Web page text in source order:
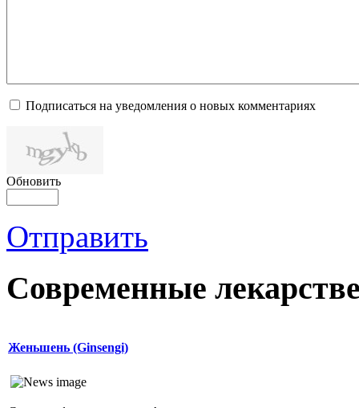
Подписаться на уведомления о новых комментариях
Обновить
Отправить
Современные
Женьшень (Ginsengi)